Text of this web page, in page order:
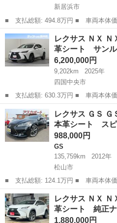
新居浜市
■ 支払総額: 494.8万円 ■ 車両本体価格： 4,868,000 円 ■ メーカ
ー名： レクサス ■ 車種名： ＬＳ
０ バージョンＬ １オーナー／サン
パワーシー...
愛媛 新居浜市
レクサス ＮＸ
革シート サン
6,200,000円
9,202km
2025年
四国中央市
■ 支払総額: 630.3万円 ■ 車両本体価格： 6,200,000 円 ■ メーカ
ー名： レクサス ■ 車種名： ＮＸ
ｈ バージョンＬ 革シート サンル
ビ ミュー...
愛媛 四国中央市
レクサス ＧＳ
本革シート ス
988,000円
GS
135,759km
2012年
松山市
■ 支払総額: 124.1万円 ■ 車両本体価格： 988,000 円 ■ メーカー
名： レクサス ■ 車種名： ＧＳ
Ｉパッケージ 黒本革シート スピン
ライト Ｕ...
愛媛 松山市 GS
レクサス ＮＸ
革シート 純正
1,880,000円